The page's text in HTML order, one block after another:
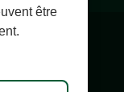
Plan du site
être